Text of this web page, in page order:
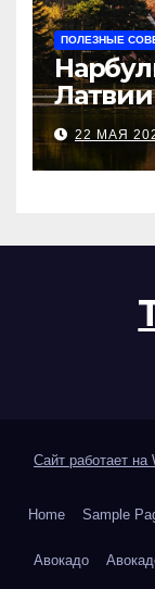
ПОЛЕЗНЫЕ
для
22 МАЯ
Сайт работает на
Home Sample
Авокадо